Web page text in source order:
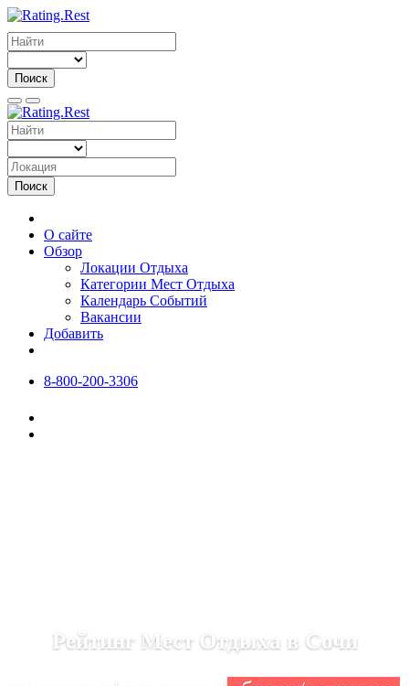
Поиск
Поиск
О сайте
Обзор
Локации Отдыха
Категории Мест Отдыха
Календарь Событий
Вакансии
Добавить
8-800-200-3306
Рейтинг Мест Отдыха в Сочи